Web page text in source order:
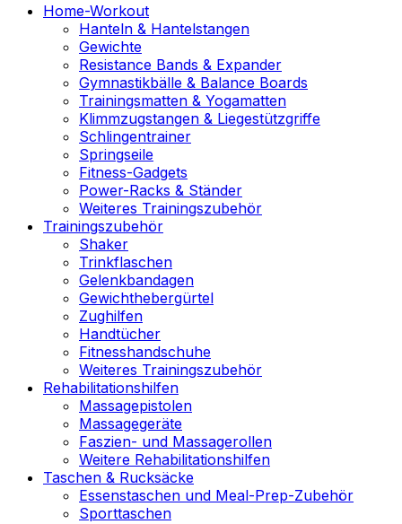
Home-Workout
Hanteln & Hantelstangen
Gewichte
Resistance Bands & Expander
Gymnastikbälle & Balance Boards
Trainingsmatten & Yogamatten
Klimmzugstangen & Liegestützgriffe
Schlingentrainer
Springseile
Fitness-Gadgets
Power-Racks & Ständer
Weiteres Trainingszubehör
Trainingszubehör
Shaker
Trinkflaschen
Gelenkbandagen
Gewichthebergürtel
Zughilfen
Handtücher
Fitnesshandschuhe
Weiteres Trainingszubehör
Rehabilitationshilfen
Massagepistolen
Massagegeräte
Faszien- und Massagerollen
Weitere Rehabilitationshilfen
Taschen & Rucksäcke
Essenstaschen und Meal-Prep-Zubehör
Sporttaschen